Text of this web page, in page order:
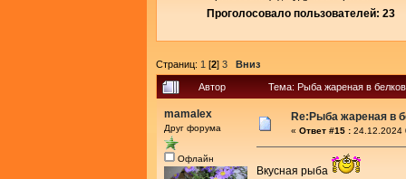
Проголосовало пользователей: 23
Страниц: 1 [2] 3 Вниз
Автор Тема: Рыба жареная в
mamalex
Друг форума
Офлайн
Re:Рыба жареная в
« Ответ #15 : 24.12.2024
Вкусная рыба